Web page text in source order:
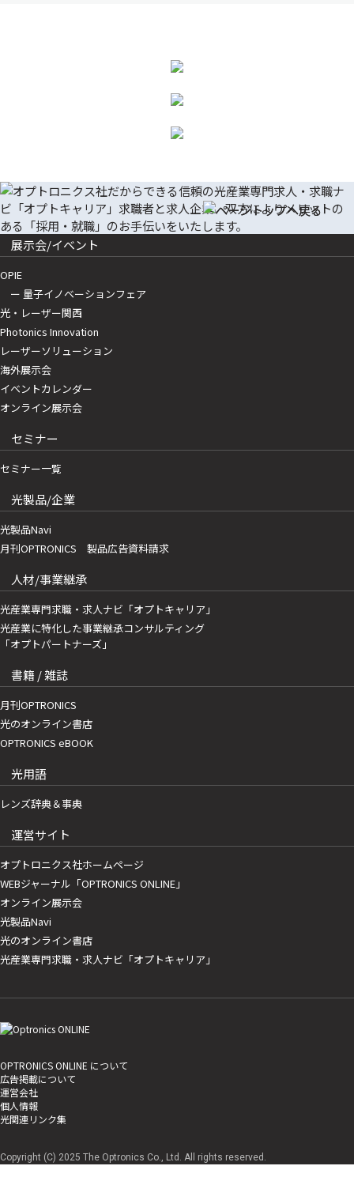
展示会/イベント
OPIE
ー 量子イノベーションフェア
光・レーザー関西
Photonics Innovation
レーザーソリューション
海外展示会
イベントカレンダー
オンライン展示会
セミナー
セミナー一覧
光製品/企業
光製品Navi
月刊OPTRONICS 製品広告資料請求
人材/事業継承
光産業専門求職・求人ナビ「オプトキャリア」
光産業に特化した事業継承コンサルティング
「オプトパートナーズ」
書籍 / 雑誌
月刊OPTRONICS
光のオンライン書店
OPTRONICS eBOOK
光用語
レンズ辞典＆事典
運営サイト
オプトロニクス社ホームページ
WEBジャーナル「OPTRONICS ONLINE」
オンライン展示会
光製品Navi
光のオンライン書店
光産業専門求職・求人ナビ「オプトキャリア」
OPTRONICS ONLINE について
広告掲載について
運営会社
個人情報
光関連リンク集
Copyright (C) 2025 The Optronics Co., Ltd. All rights reserved.